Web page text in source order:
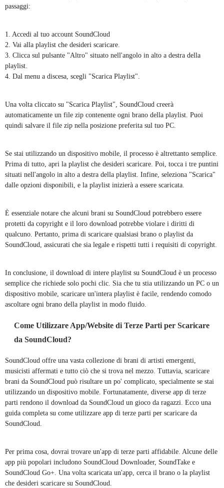
passaggi:
1. Accedi al tuo account SoundCloud
2. Vai alla playlist che desideri scaricare.
3. Clicca sul pulsante "Altro" situato nell'angolo in alto a destra della
playlist.
4. Dal menu a discesa, scegli "Scarica Playlist".
Una volta cliccato su "Scarica Playlist", SoundCloud creerà
automaticamente un file zip contenente ogni brano della playlist. Puoi
quindi salvare il file zip nella posizione preferita sul tuo PC.
Se stai utilizzando un dispositivo mobile, il processo è altrettanto semplice.
Prima di tutto, apri la playlist che desideri scaricare. Poi, tocca i tre puntini
situati nell'angolo in alto a destra della playlist. Infine, seleziona "Scarica"
dalle opzioni disponibili, e la playlist inizierà a essere scaricata.
È essenziale notare che alcuni brani su SoundCloud potrebbero essere
protetti da copyright e il loro download potrebbe violare i diritti di
qualcuno. Pertanto, prima di scaricare qualsiasi brano o playlist da
SoundCloud, assicurati che sia legale e rispetti tutti i requisiti di copyright.
In conclusione, il download di intere playlist su SoundCloud è un processo
semplice che richiede solo pochi clic. Sia che tu stia utilizzando un PC o un
dispositivo mobile, scaricare un'intera playlist è facile, rendendo comodo
ascoltare ogni brano della playlist in modo fluido.
Come Utilizzare App/Website di Terze Parti per Scaricare
da SoundCloud?
SoundCloud offre una vasta collezione di brani di artisti emergenti,
musicisti affermati e tutto ciò che si trova nel mezzo. Tuttavia, scaricare
brani da SoundCloud può risultare un po' complicato, specialmente se stai
utilizzando un dispositivo mobile. Fortunatamente, diverse app di terze
parti rendono il download da SoundCloud un gioco da ragazzi. Ecco una
guida completa su come utilizzare app di terze parti per scaricare da
SoundCloud.
Per prima cosa, dovrai trovare un'app di terze parti affidabile. Alcune delle
app più popolari includono SoundCloud Downloader, SoundTake e
SoundCloud Go+. Una volta scaricata un'app, cerca il brano o la playlist
che desideri scaricare su SoundCloud.